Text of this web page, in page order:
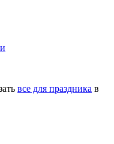
все для праздника в